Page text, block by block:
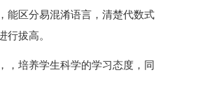
能区分易混淆语言，清楚代数式
拔高。
，培养学生科学的学习态度，同